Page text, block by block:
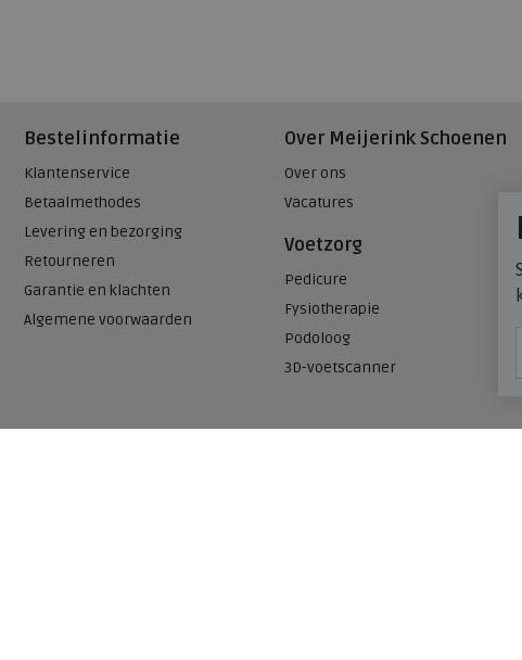
Bestelinformatie
Klantenservice
Betaalmethodes
Levering en bezorging
Retourneren
Garantie en klachten
Algemene voorwaarden
Over Meijerink Schoenen
Over ons
Vacatures
Voetzorg
Pedicure
Fysiotherapie
Podoloog
3D-voetscanner